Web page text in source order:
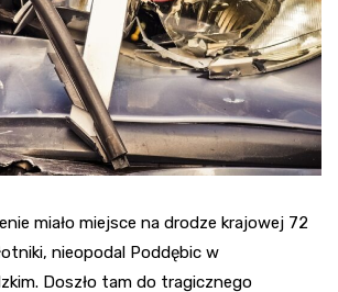
miało miejsce na drodze krajowej 72
nieopodal Poddębic w
Doszło tam do tragicznego